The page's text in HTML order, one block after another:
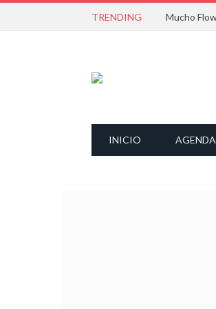
TRENDING
INICIO AGENDA